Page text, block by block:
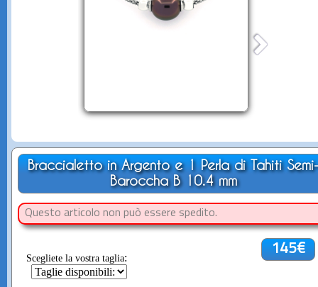
Braccialetto in Argento e 1 Perla di Tahiti
Baroccha B 10.4 mm
Questo articolo non può essere spedito.
Scegliete la vostra taglia:
145€